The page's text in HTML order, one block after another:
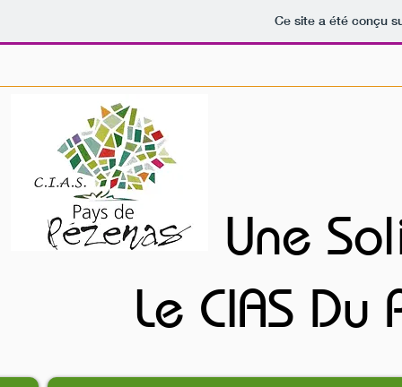
Ce site a été conçu
Une
Une
Le CIAS
Le CIAS